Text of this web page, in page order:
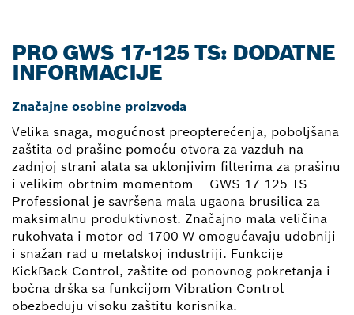
PRO GWS 17-125 TS: DODATNE
INFORMACIJE
Značajne osobine proizvoda
Velika snaga, mogućnost preopterećenja, poboljšana
zaštita od prašine pomoću otvora za vazduh na
zadnjoj strani alata sa uklonjivim filterima za prašinu
i velikim obrtnim momentom – GWS 17-125 TS
Professional je savršena mala ugaona brusilica za
maksimalnu produktivnost. Značajno mala veličina
rukohvata i motor od 1700 W omogućavaju udobniji
i snažan rad u metalskoj industriji. Funkcije
KickBack Control, zaštite od ponovnog pokretanja i
bočna drška sa funkcijom Vibration Control
obezbeđuju visoku zaštitu korisnika.